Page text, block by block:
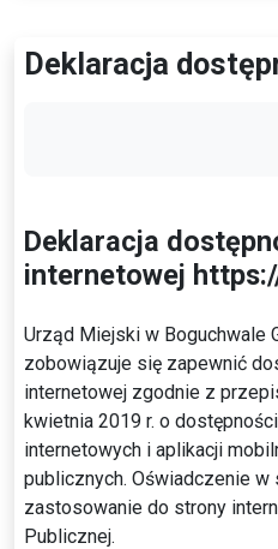
Deklaracja
Deklaracja
internetowej
Urząd Miejski w Boguchwale
zobowiązuje się zapewnić
internetowej zgodnie z
kwietnia 2019 r. o
internetowych i aplikacji
publicznych. Oświadczenie
zastosowanie do strony
Publicznej.